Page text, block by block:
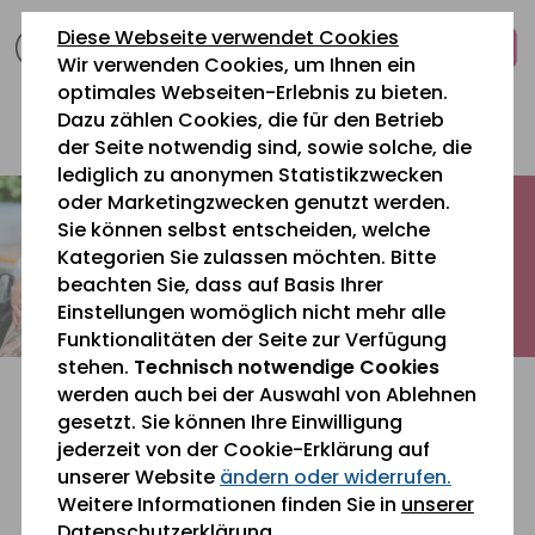
Diese Webseite verwendet Cookies
Wir verwenden Cookies, um Ihnen ein
optimales Webseiten-Erlebnis zu bieten.
Dazu zählen Cookies, die für den Betrieb
der Seite notwendig sind, sowie solche, die
lediglich zu anonymen Statistikzwecken
oder Marketingzwecken genutzt werden.
Sie können selbst entscheiden, welche
Kategorien Sie zulassen möchten. Bitte
beachten Sie, dass auf Basis Ihrer
Einstellungen womöglich nicht mehr alle
Funktionalitäten der Seite zur Verfügung
stehen. Technisch notwendige Cookies
werden auch bei der Auswahl von Ablehnen
gesetzt. Sie können Ihre Einwilligung
jederzeit von der Cookie-Erklärung auf
unserer Website ändern oder widerrufen.
Weitere Informationen finden Sie in unserer
zum
Inhalt
springen
zur
Navigation
springen
zum
Fußbereich
springen
0 26 42 40 60
Sie befinden sich gerade hier: